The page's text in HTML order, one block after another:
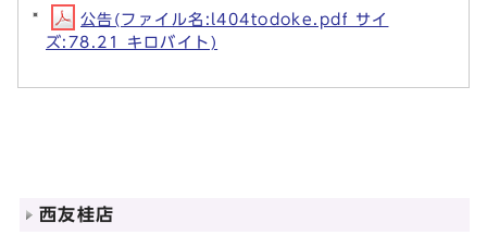
公告(ファイル名:l404todoke.pdf サイ
ズ:78.21 キロバイト)
西友桂店